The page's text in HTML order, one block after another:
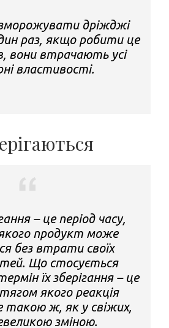
дріжджі
раз, якщо робити це
вони втрачають усі
властивості.
– це період часу,
продукт може
без втрати своїх
Що стосується
їх зберігання – це
якого реакція
такою ж, як у свіжих,
зміною.